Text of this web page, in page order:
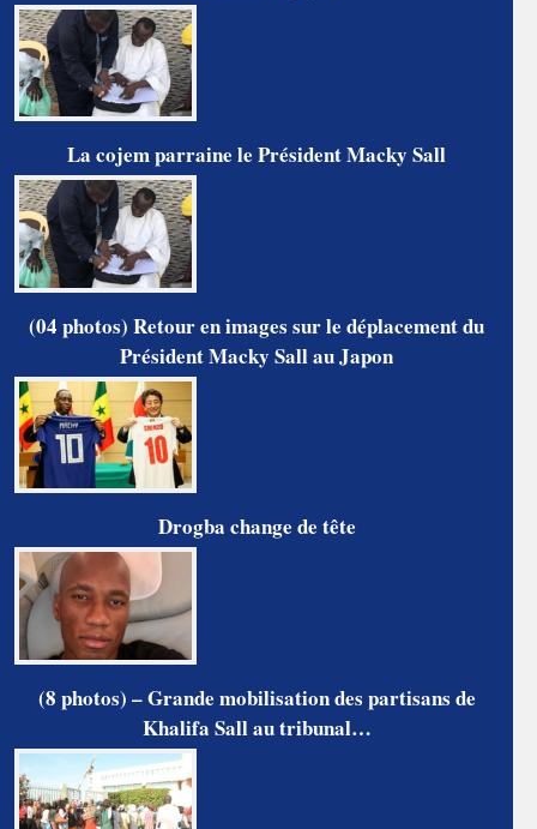
La cojem parraine le Président Macky Sall
(04 photos) Retour en images sur le déplacement du
Président Macky Sall au Japon
Drogba change de tête
(8 photos) – Grande mobilisation des partisans de
Khalifa Sall au tribunal…